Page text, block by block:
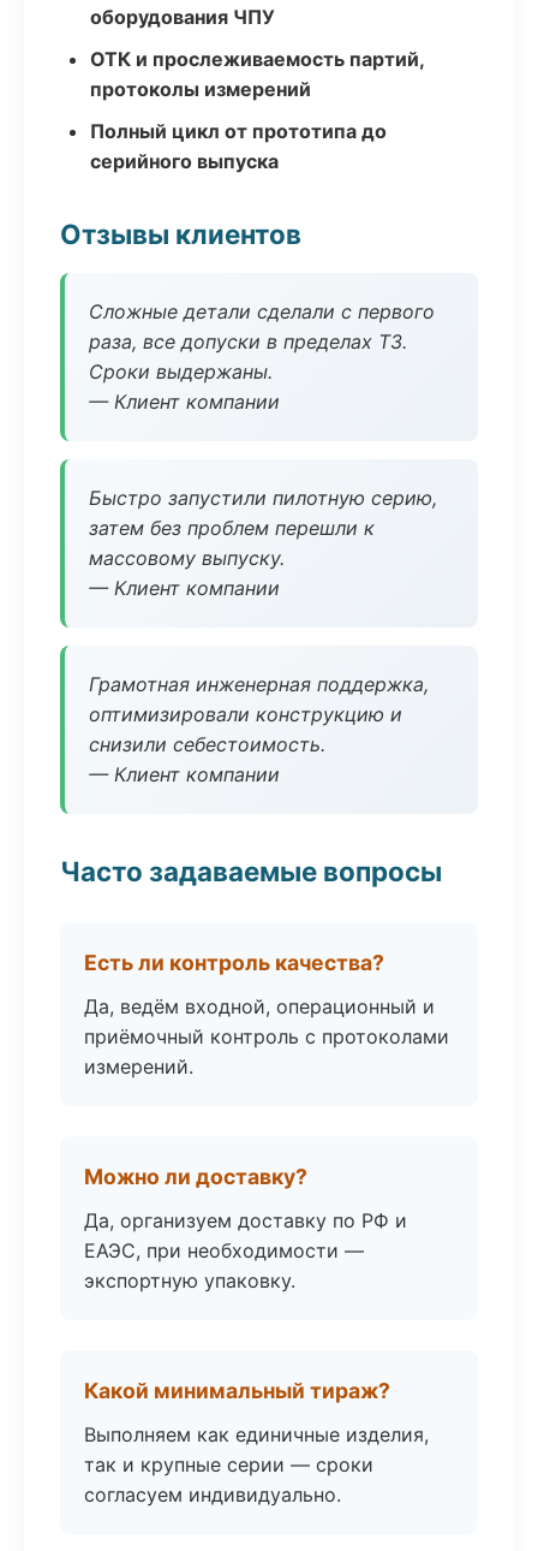
оборудования ЧПУ
ОТК и прослеживаемость партий,
протоколы измерений
Полный цикл от прототипа до
серийного выпуска
Отзывы клиентов
Сложные детали сделали с первого
раза, все допуски в пределах ТЗ.
Сроки выдержаны.
— Клиент компании
Быстро запустили пилотную серию,
затем без проблем перешли к
массовому выпуску.
— Клиент компании
Грамотная инженерная поддержка,
оптимизировали конструкцию и
снизили себестоимость.
— Клиент компании
Часто задаваемые вопросы
Есть ли контроль качества?
Да, ведём входной, операционный и
приёмочный контроль с протоколами
измерений.
Можно ли доставку?
Да, организуем доставку по РФ и
ЕАЭС, при необходимости —
экспортную упаковку.
Какой минимальный тираж?
Выполняем как единичные изделия,
так и крупные серии — сроки
согласуем индивидуально.